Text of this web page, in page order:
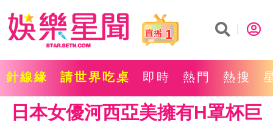
1
針線緣 請世界吃桌 即時 熱門 熱搜
日本女優河西亞美擁有H罩杯巨